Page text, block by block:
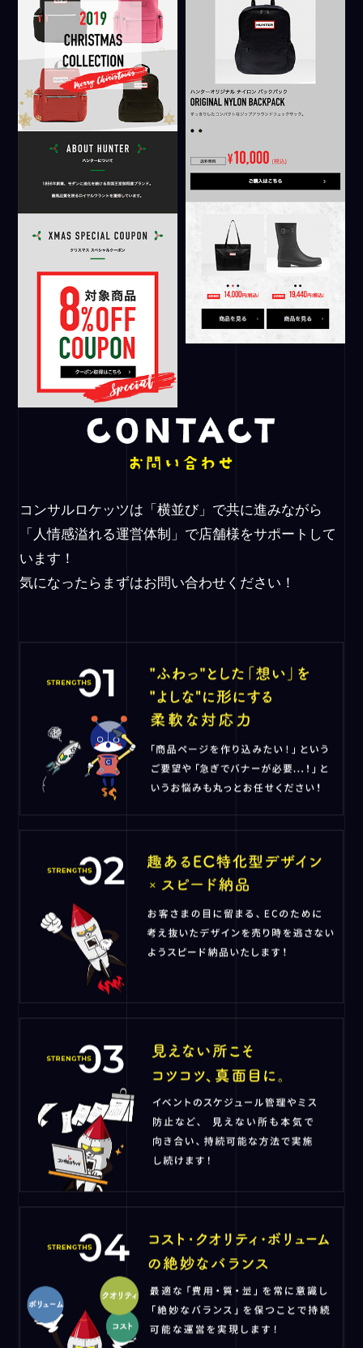
コンサルロケッツは「横並び」で共に進みながら
「人情感溢れる運営体制」で店舗様をサポートして
います！
気になったらまずはお問い合わせください！